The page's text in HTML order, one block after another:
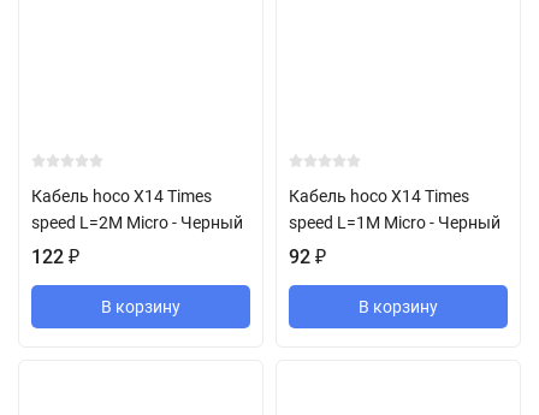
Кабель hoco X14 Times
speed L=2M Micro - Черный
122 ₽
В корзину
Кабель hoco X14 Times
speed L=1M Micro - Черный
92 ₽
В корзину